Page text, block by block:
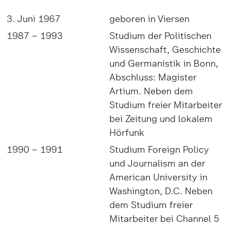
3. Juni 1967
geboren in Viersen
1987 – 1993
Studium der Politischen
Wissenschaft, Geschichte
und Germanistik in Bonn,
Abschluss: Magister
Artium. Neben dem
Studium freier Mitarbeiter
bei Zeitung und lokalem
Hörfunk
1990 – 1991
Studium Foreign Policy
und Journalism an der
American University in
Washington, D.C. Neben
dem Studium freier
Mitarbeiter bei Channel 5